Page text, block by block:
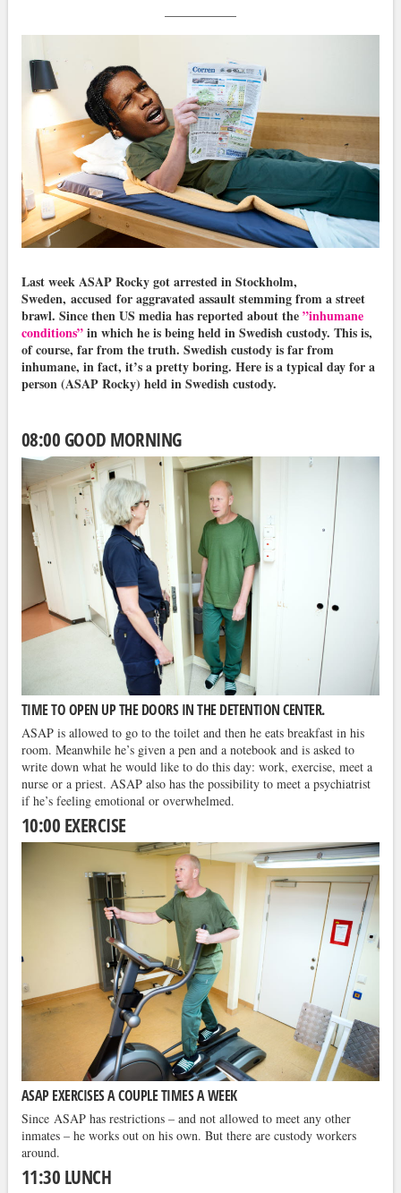
Last week ASAP Rocky got arrested in Stockholm,
Sweden, accused for aggravated assault stemming from a street
brawl. Since then US media has reported about the”inhumane
conditions”in which he is being held in Swedish custody. This is,
of course, far from the truth. Swedish custody is far from
inhumane, in fact, it’s a pretty boring. Here is a typical day for a
person (ASAP Rocky) held in Swedish custody.
08:00 GOOD MORNING
TIME TO OPEN UP THE DOORS IN THE DETENTION CENTER.
ASAP is allowed to go to the toilet and then he eats breakfast in his
room. Meanwhile he’s given a pen and a notebook and is asked to
write down what he would like to do this day: work, exercise, meet a
nurse or a priest. ASAP also has the possibility to meet a psychiatrist
if he’s feeling emotional or overwhelmed.
10:00 EXERCISE
ASAP EXERCISES A COUPLE TIMES A WEEK
Since ASAP has restrictions – and not allowed to meet any other
inmates – he works out on his own. But there are custody workers
around.
11:30 LUNCH